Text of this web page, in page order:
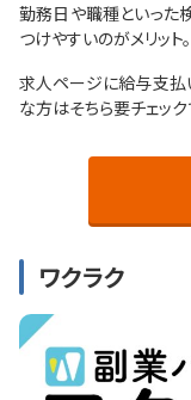
勤務日や職種といった
つけやすいのがメリット。
求人ページに給与支払
な方はそちら要チェック
ワクラク